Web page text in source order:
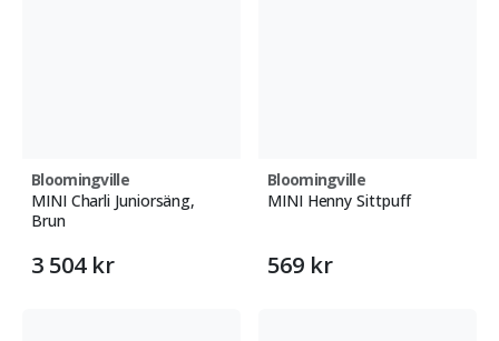
Bloomingville
MINI Charli Juniorsäng,
Brun
3 504 kr
Bloomingville
MINI Henny Sittpuff
569 kr